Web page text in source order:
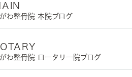
わ整骨院 本院ブログ
わ整骨院 ロータリー院ブログ